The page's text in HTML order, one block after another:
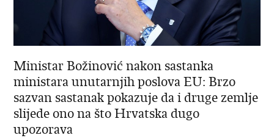
Ministar Božinović nakon sastanka
ministara unutarnjih poslova EU: Brzo
sazvan sastanak pokazuje da i druge zemlje
slijede ono na što Hrvatska dugo
upozorava